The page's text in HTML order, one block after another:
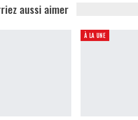
aussi aimer
À LA UNE